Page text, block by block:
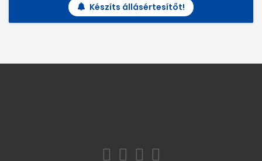
Készíts állásértesítőt!